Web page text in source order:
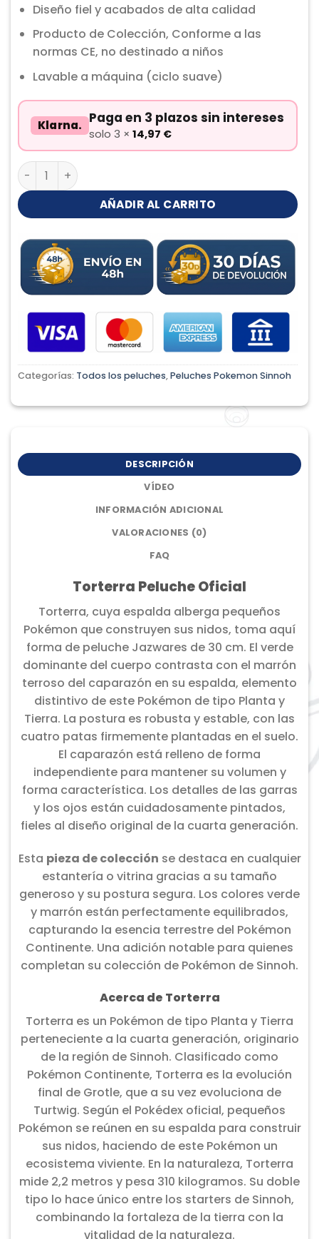
Diseño fiel y acabados de alta calidad
Producto de Colección, Conforme a las
normas CE, no destinado a niños
Lavable a máquina (ciclo suave)
Klarna. Paga en 3 plazos sin intereses
solo 3 ×14,97 €
Torterra Peluche cantidad
AÑADIR AL CARRITO
Categorías: Todos los peluches,Peluches Pokemon Sinnoh
DESCRIPCIÓN
VÍDEO
INFORMACIÓN ADICIONAL
VALORACIONES (0)
FAQ
Torterra Peluche Oficial
Torterra, cuya espalda alberga pequeños
Pokémon que construyen sus nidos, toma aquí
forma de peluche Jazwares de 30 cm. El verde
dominante del cuerpo contrasta con el marrón
terroso del caparazón en su espalda, elemento
distintivo de este Pokémon de tipo Planta y
Tierra. La postura es robusta y estable, con las
cuatro patas firmemente plantadas en el suelo.
El caparazón está relleno de forma
independiente para mantener su volumen y
forma característica. Los detalles de las garras
y los ojos están cuidadosamente pintados,
fieles al diseño original de la cuarta generación.
Esta pieza de colección se destaca en cualquier
estantería o vitrina gracias a su tamaño
generoso y su postura segura. Los colores verde
y marrón están perfectamente equilibrados,
capturando la esencia terrestre del Pokémon
Continente. Una adición notable para quienes
completan su colección de Pokémon de Sinnoh.
Acerca de Torterra
Torterra es un Pokémon de tipo Planta y Tierra
perteneciente a la cuarta generación, originario
de la región de Sinnoh. Clasificado como
Pokémon Continente, Torterra es la evolución
final de Grotle, que a su vez evoluciona de
Turtwig. Según el Pokédex oficial, pequeños
Pokémon se reúnen en su espalda para construir
sus nidos, haciendo de este Pokémon un
ecosistema viviente. En la naturaleza, Torterra
mide 2,2 metros y pesa 310 kilogramos. Su doble
tipo lo hace único entre los starters de Sinnoh,
combinando la fortaleza de la tierra con la
vitalidad de la naturaleza.